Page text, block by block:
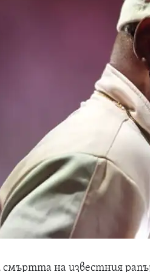
на известния